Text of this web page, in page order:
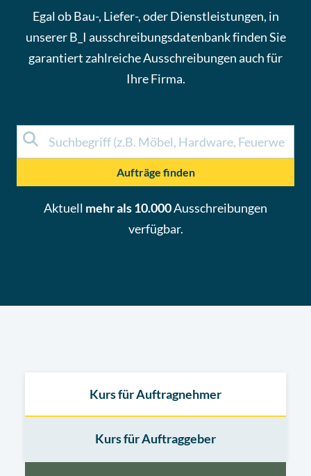
Egal ob Bau-, Liefer-, oder Dienstleistungen, in
unserer B_I ausschreibungsdatenbank finden Sie
garantiert zahlreiche Ausschreibungen auch für
Ihre Firma.
Aufträge finden
Aktuell mehr als 10.000Ausschreibungen
verfügbar.
Kurs für Auftragnehmer
Kurs für Auftraggeber